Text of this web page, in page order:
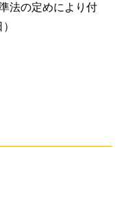
法の定めにより付